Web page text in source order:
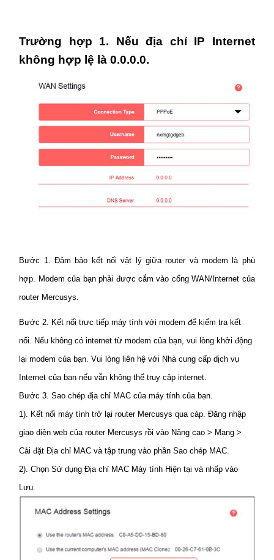
Trường hợp 1. Nếu địa chỉ IP Internet
không hợp lệ là 0.0.0.0.
Bước 1. Đảm bảo kết nối vật lý giữa router và modem là phù
hợp. Modem của bạn phải được cắm vào cổng WAN/Internet của
router Mercusys.
Bước 2. Kết nối trực tiếp máy tính với modem để kiểm tra kết
nối. Nếu không có internet từ modem của bạn, vui lòng khởi động
lại modem của bạn. Vui lòng liên hệ với Nhà cung cấp dịch vụ
Internet của bạn nếu vẫn không thể truy cập internet.
Bước 3. Sao chép địa chỉ MAC của máy tính của bạn.
1). Kết nối máy tính trở lại router Mercusys qua cáp. Đăng nhập
giao diện web của router Mercusys rồi vào Nâng cao > Mạng >
Cài đặt Địa chỉ MAC và tập trung vào phần Sao chép MAC.
2). Chọn Sử dụng Địa chỉ MAC Máy tính Hiện tại và nhấp vào
Lưu.